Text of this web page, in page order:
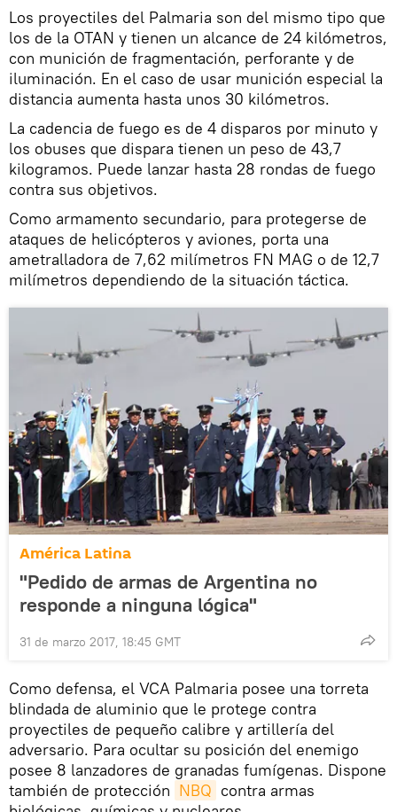
Los proyectiles del Palmaria son del mismo tipo que
los de la OTAN y tienen un alcance de 24 kilómetros,
con munición de fragmentación, perforante y de
iluminación. En el caso de usar munición especial la
distancia aumenta hasta unos 30 kilómetros.
La cadencia de fuego es de 4 disparos por minuto y
los obuses que dispara tienen un peso de 43,7
kilogramos. Puede lanzar hasta 28 rondas de fuego
contra sus objetivos.
Como armamento secundario, para protegerse de
ataques de helicópteros y aviones, porta una
ametralladora de 7,62 milímetros FN MAG o de 12,7
milímetros dependiendo de la situación táctica.
América Latina
"Pedido de armas de Argentina no
responde a ninguna lógica"
31 de marzo 2017, 18:45 GMT
Como defensa, el VCA Palmaria posee una torreta
blindada de aluminio que le protege contra
proyectiles de pequeño calibre y artillería del
adversario. Para ocultar su posición del enemigo
posee 8 lanzadores de granadas fumígenas. Dispone
también de protección NBQ contra armas